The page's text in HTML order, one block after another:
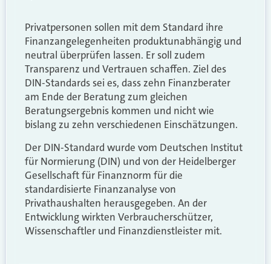
Privatpersonen sollen mit dem Standard ihre
Finanzangelegenheiten produktunabhängig und
neutral überprüfen lassen. Er soll zudem
Transparenz und Vertrauen schaffen. Ziel des
DIN-Standards sei es, dass zehn Finanzberater
am Ende der Beratung zum gleichen
Beratungsergebnis kommen und nicht wie
bislang zu zehn verschiedenen Einschätzungen.
Der DIN-Standard wurde vom Deutschen Institut
für Normierung (DIN) und von der Heidelberger
Gesellschaft für Finanznorm für die
standardisierte Finanzanalyse von
Privathaushalten herausgegeben. An der
Entwicklung wirkten Verbraucherschützer,
Wissenschaftler und Finanzdienstleister mit.